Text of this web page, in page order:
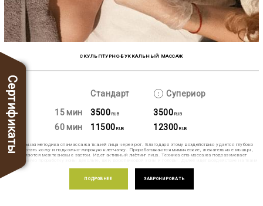
СКУЛЬПТУРНО-БУККАЛЬНЫЙ МАССАЖ
Стандарт
Супериор
15 мин
3500 RUB 3500 RUB
60 мин 11500 RUB 12300 RUB
Уникальная методика спа-массажа тканей лица через рот. Благодаря этому воздействию удается глубоко
проработать кожу и подкожно-жировую клетчатку. Прорабатываются мимические, жевательные мышцы,
снимаются межтканевые застои. Идет активный лифтинг лица. Техника спа-массажа подразумевает
с внешней и внутренней стороны нижней трети лица. Процедура выполняется в перчатках нашими экспертами,
прошедшими длительное обучение и практику. В результате овал лица подтягивается, исчезают носогубные
складки, улучшается каркас лица и эластичность кожи. Добавьте в Вашу ходовую процедуру для лица 15
минут скульптурно-буккального спа-массажа. Это позволит увеличить эффективность омолаживающего
ПОДРОБНЕЕ ЗАБРОНИРОВАТЬ
Сертификаты